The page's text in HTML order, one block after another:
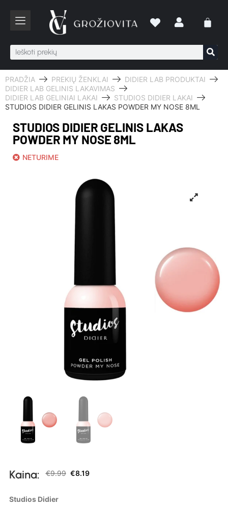
PRADŽIA PREKIŲ ŽENKLAI
DIDIER LAB PRODUKTAI
DIDIER LAB GELINIS LAKAVIMAS
DIDIER LAB GELINIAI LAKAI
STUDIOS DIDIER LAKAI
STUDIOS DIDIER GELINIS LAKAS POWDER MY NOSE 8ML
STUDIOS DIDIER GELINIS LAKAS
POWDER MY NOSE 8ML
NETURIME
Kaina: €9.99 €8.19
Studios Didier